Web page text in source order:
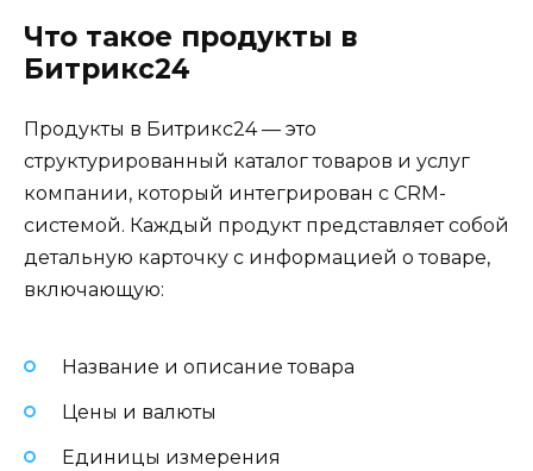
Что такое продукты в
Битрикс24
Продукты в Битрикс24 — это
структурированный каталог товаров и услуг
компании, который интегрирован с CRM-
системой. Каждый продукт представляет собой
детальную карточку с информацией о товаре,
включающую:
Название и описание товара
Цены и валюты
Единицы измерения